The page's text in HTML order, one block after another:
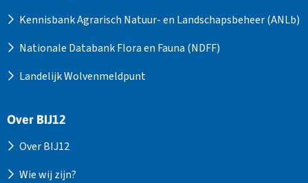
Kennisbank Agrarisch Natuur- en Landschapsbeheer (ANLb)
Nationale Databank Flora en Fauna (NDFF)
Landelijk Wolvenmeldpunt
Over BIJ12
Over BIJ12
Wie wij zijn?